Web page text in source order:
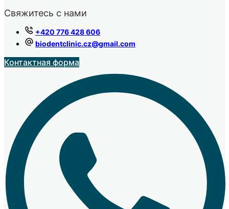
Свяжитесь с нами
+420 776 428 606
biodentclinic.cz@gmail.com
Контактная форма